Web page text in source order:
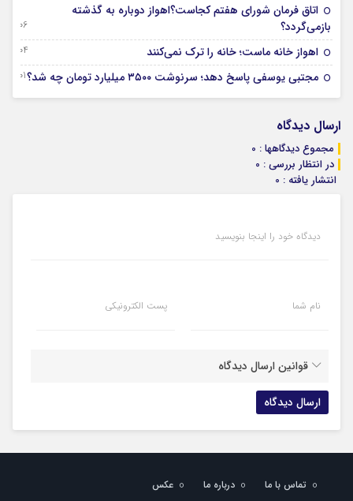
اتاق فرمان شورای هفتم کجاست؟اهواز دوباره به گذشته
بازمی‌گردد؟
06 آگوست 2026
اهواز خانه ماست؛ خانه را ترک نمی‌کنند 04 آگوست 2026
مجتبی یوسفی پاسخ دهد؛ سرنوشت ۳۵۰۰ میلیارد تومان چه شد؟ 01 آگوست 2026
ارسال دیدگاه
مجموع دیدگاهها : 0
در انتظار بررسی : 0
انتشار یافته : 0
دیدگاه خود را اینجا بنویسید
نام شما پست الکترونیکی
قوانین ارسال دیدگاه
تماس با ما درباره ما عکس